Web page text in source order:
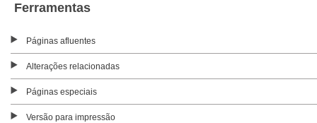
Ferramentas
Páginas afluentes
Alterações relacionadas
Páginas especiais
Versão para impressão